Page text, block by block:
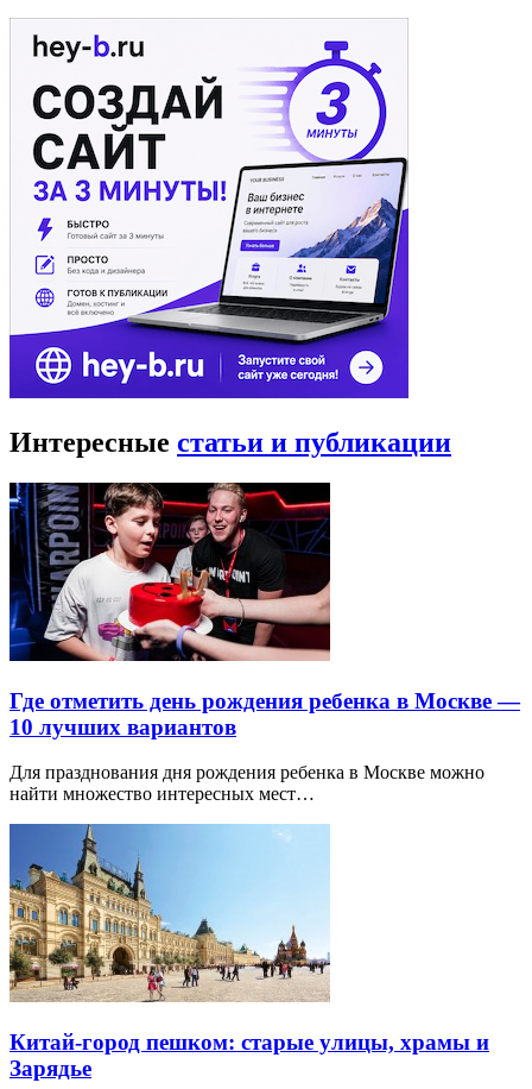
Интересные статьи и публикации
Где отметить день рождения ребенка в Москве —
10 лучших вариантов
Для празднования дня рождения ребенка в Москве можно
найти множество интересных мест…
Китай-город пешком: старые улицы, храмы и
Зарядье